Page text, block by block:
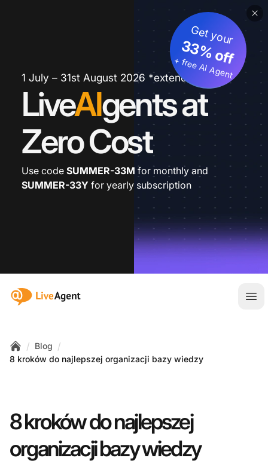
1 July – 31st August 2026 *extended
LiveAIgents at
Zero Cost
Get your
33% off
+ free AI Agent
Use code SUMMER-33M for monthly and
SUMMER-33Y for yearly subscription
:site.title
Home
/ Blog /
8 kroków do najlepszej organizacji bazy wiedzy
8 kroków do najlepszej
organizacji bazy wiedzy